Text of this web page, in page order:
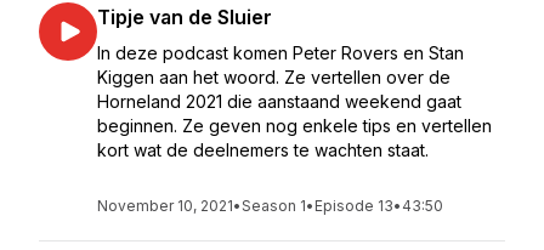
Tipje van de Sluier
In deze podcast komen Peter Rovers en Stan
Kiggen aan het woord. Ze vertellen over de
Horneland 2021 die aanstaand weekend gaat
beginnen. Ze geven nog enkele tips en vertellen
kort wat de deelnemers te wachten staat.
November 10, 2021•Season 1• Episode 13• 43:50